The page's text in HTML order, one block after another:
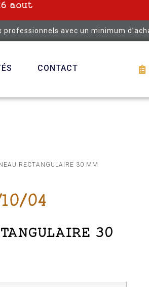
aout
professionnels avec un minimum
CONTACT
RECTANGULAIRE 30 MM
04
30